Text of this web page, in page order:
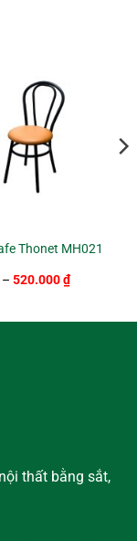
Thonet MH021
– 520.000₫Khoảng
giá:
đến
thất bằng sắt,